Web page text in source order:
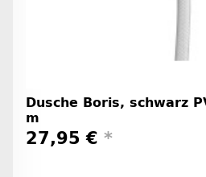
Dusche Boris, schwarz
m
27,95 € *